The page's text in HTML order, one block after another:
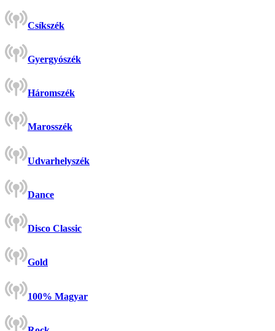
Csíkszék
Gyergyószék
Háromszék
Marosszék
Udvarhelyszék
Dance
Disco Classic
Gold
100% Magyar